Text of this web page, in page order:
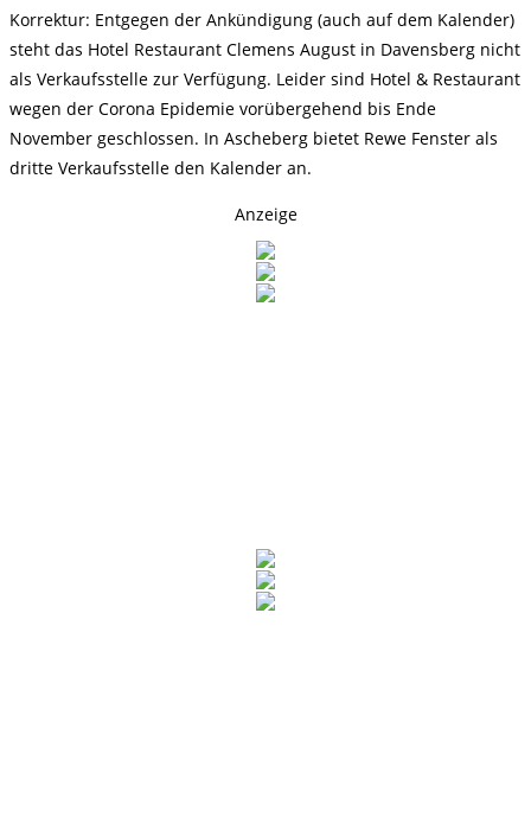
Korrektur: Entgegen der Ankündigung (auch auf dem Kalender)
steht das Hotel Restaurant Clemens August in Davensberg nicht
als Verkaufsstelle zur Verfügung. Leider sind Hotel & Restaurant
wegen der Corona Epidemie vorübergehend bis Ende
November geschlossen. In Ascheberg bietet Rewe Fenster als
dritte Verkaufsstelle den Kalender an.
Anzeige